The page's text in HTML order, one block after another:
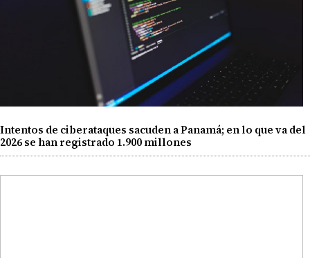
Intentos de ciberataques sacuden a Panamá; en lo que va del
2026 se han registrado 1.900 millones